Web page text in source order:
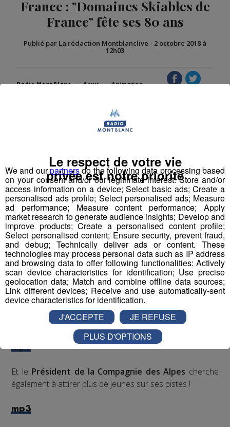
France : "Domaines Skiables de
France" fête ses 80 ans
Publié par La rédaction Montblanclive - 2 octobre 2018 à
12h03
Radio Mont Blanc Actus
Animation
800 professionnels du secteur sont réunis depuis dimanche
soir en Congrès à Paris
Et parmi eux bien sur l’actuel Président de la
Compagnie des Alpes Dominique Marcel, qui a bien
l’intention defidéliser des clientsau-delà des
mp3
Et le Président de la Compagnie des Alpes cherche
également à attirer plus de jeunes sur ses pistes !
mp3
We and ourpartnersdo the following data processing based
on your consent and/or our legitimate interest: Store and/or
access information on a device; Select basic ads; Create a
personalised ads profile; Select personalised ads; Measure
ad performance; Measure content performance; Apply
market research to generate audience insights; Develop and
improve products; Create a personalised content profile;
Select personalised content; Ensure security, prevent fraud,
and debug; Technically deliver ads or content. These
technologies may process personal data such as IP address
and browsing data to offer following functionalities: Actively
scan device characteristics for identification; Use precise
geolocation data; Match and combine offline data sources;
Link different devices; Receive and use automatically-sent
device characteristics for identification.
Le respect de votre vie
privée est notre priorité
J'ACCEPTE
JE REFUSE
PLUS D'OPTIONS